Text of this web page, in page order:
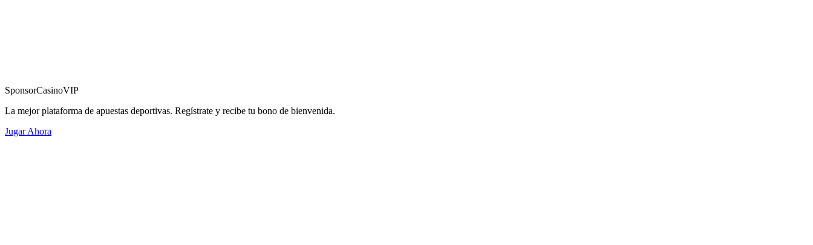
SponsorCasinoVIP
La mejor plataforma de apuestas deportivas. Regístrate y recibe tu bono de bienvenida.
Jugar Ahora